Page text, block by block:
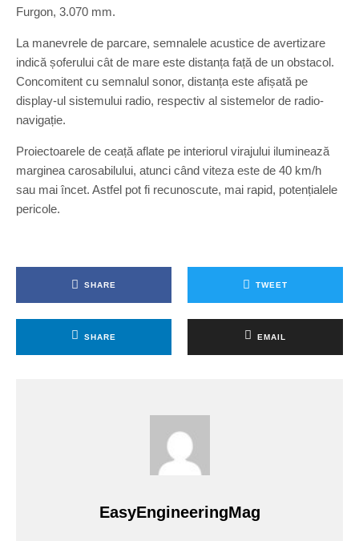
Furgon, 3.070 mm.
La manevrele de parcare, semnalele acustice de avertizare
indică șoferului cât de mare este distanța față de un obstacol.
Concomitent cu semnalul sonor, distanța este afișată pe
display-ul sistemului radio, respectiv al sistemelor de radio-
navigație.
Proiectoarele de ceață aflate pe interiorul virajului iluminează
marginea carosabilului, atunci când viteza este de 40 km/h
sau mai încet. Astfel pot fi recunoscute, mai rapid, potențialele
pericole.
SHARE TWEET
SHARE EMAIL
EasyEngineeringMag